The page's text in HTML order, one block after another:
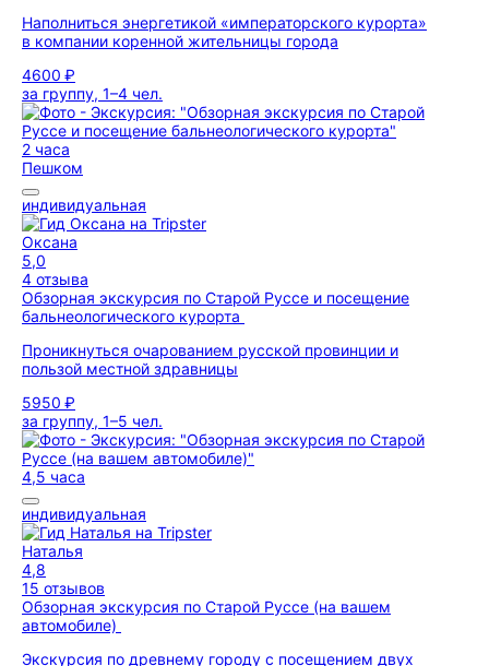
Наполниться энергетикой «императорского курорта»
в компании коренной жительницы города
4600 ₽
за группу, 1–4 чел.
2 часа
Пешком
индивидуальная
Оксана
5,0
4 отзыва
Обзорная экскурсия по Старой Руссе и посещение
бальнеологического курорта
Проникнуться очарованием русской провинции и
пользой местной здравницы
5950 ₽
за группу, 1–5 чел.
4,5 часа
индивидуальная
Наталья
4,8
15 отзывов
Обзорная экскурсия по Старой Руссе (на вашем
автомобиле)
Экскурсия по древнему городу с посещением двух